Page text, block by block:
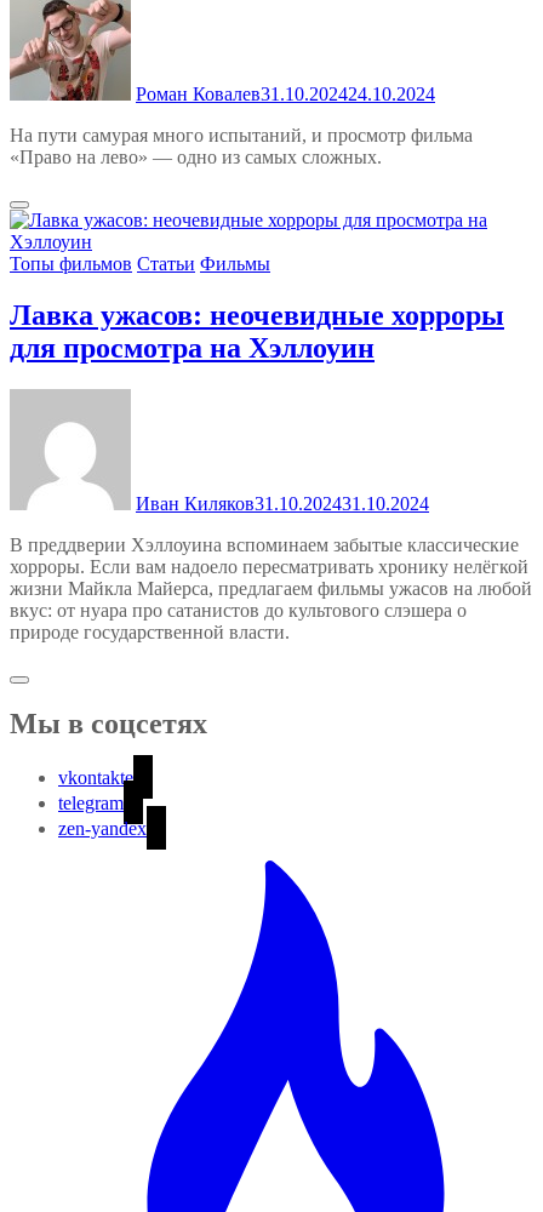
Роман Ковалев31.10.202424.10.2024
На пути самурая много испытаний, и просмотр фильма
«Право на лево» — одно из самых сложных.
Топы фильмов Статьи Фильмы
Лавка ужасов: неочевидные хорроры
для просмотра на Хэллоуин
Иван Киляков31.10.202431.10.2024
В преддверии Хэллоуина вспоминаем забытые классические
хорроры. Если вам надоело пересматривать хронику нелёгкой
жизни Майкла Майерса, предлагаем фильмы ужасов на любой
вкус: от нуара про сатанистов до культового слэшера о
природе государственной власти.
Мы в соцсетях
vkontakte
telegram
zen-yandex